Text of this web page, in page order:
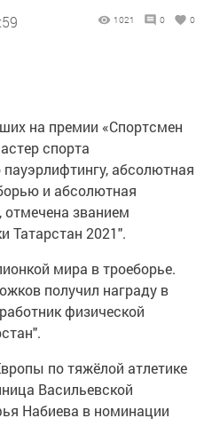
1021 0 0
на премии «Спортсмен
спорта
абсолютная
и абсолютная
званием
Татарстан 2021".
мира в троеборье.
получил награду в
физической
по тяжёлой атлетике
Васильевской
Набиева в номинации